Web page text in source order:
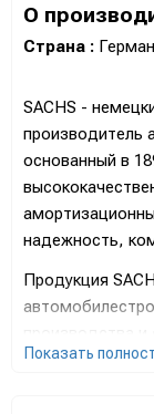
О
Страна :
SACHS -
производитель
основанный в
надежность,
Продукция
производства
Амортизаторы
Показать